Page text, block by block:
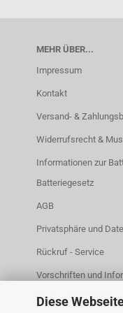
Diese
MEHR ÜBER...
Impressum
Kontakt
Versand- &
Widerrufsrecht &
Informationen zur
Batteriegesetz
AGB
Privatsphäre und
Rückruf - Service
Vorschriften und
Partner MBS-FIRE.com